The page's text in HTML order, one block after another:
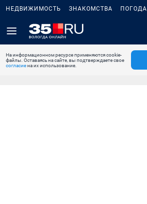
НЕДВИЖИМОСТЬ ЗНАКОМСТВА ПОГОДА
На информационном ресурсе применяются cookie-
файлы. Оставаясь на сайте, вы подтверждаете свое
согласиена их использование.